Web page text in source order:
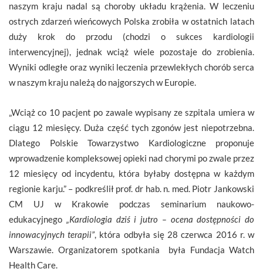
naszym kraju nadal są choroby układu krążenia. W leczeniu
ostrych zdarzeń wieńcowych Polska zrobiła w ostatnich latach
duży krok do przodu (chodzi o sukces kardiologii
interwencyjnej), jednak wciąż wiele pozostaje do zrobienia.
Wyniki odległe oraz wyniki leczenia przewlekłych chorób serca
w naszym kraju należą do najgorszych w Europie.
„Wciąż co 10 pacjent po zawale wypisany ze szpitala umiera w
ciągu 12 miesięcy. Duża część tych zgonów jest niepotrzebna.
Dlatego Polskie Towarzystwo Kardiologiczne proponuje
wprowadzenie kompleksowej opieki nad chorymi po zwale przez
12 miesięcy od incydentu, która byłaby dostępna w każdym
regionie karju.” – podkreślił prof. dr hab. n. med. Piotr Jankowski
CM UJ w Krakowie podczas seminarium naukowo-
edukacyjnego „Kardiologia dziś i jutro – ocena dostępności do
innowacyjnych terapii”, która odbyła się 28 czerwca 2016 r. w
Warszawie. Organizatorem spotkania była Fundacja Watch
Health Care.